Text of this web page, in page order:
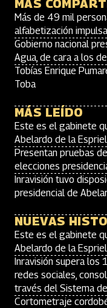
MÁS
Más de 49 mil
alfabetización
Gobierno nacional
Agua, de cara a los
Tobías Enrique
Toba
MÁS LEÍDO
Este es el gabinete
Abelardo de la
Presentan pruebas
elecciones
Inravisión tuvo
presidencial de
NUEVAS
Este es el gabinete
Abelardo de la
Inravisión supera los
redes sociales,
través del Sistema
Cortometraje